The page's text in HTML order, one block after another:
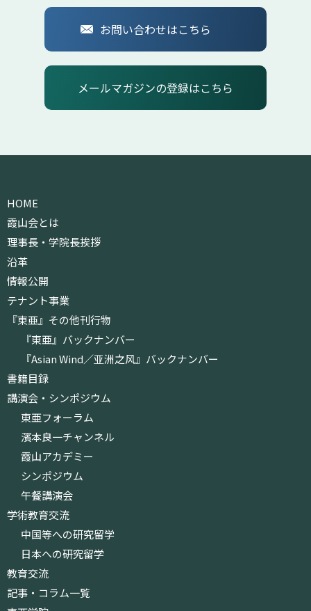
お問い合わせはこちら
メールマガジンの登録はこちら
HOME
霞山会とは
理事長・学院長挨拶
沿革
情報公開
テナント事業
『東亜』その他刊行物
『東亜』バックナンバー
『Asian Wind／亚洲之风』バックナンバー
書籍目録
講演会・シンポジウム
東亜フォーラム
濱本良一チャンネル
霞山アカデミー
シンポジウム
午餐講演会
学術教育交流
中国等への研究留学
日本への研究留学
教育交流
記事・コラム一覧